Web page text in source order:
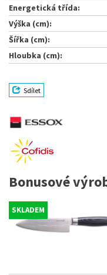
Energetická třída:
Výška (cm):
Šířka (cm):
Hloubka (cm):
Sdílet
Bonusové
SKLADEM